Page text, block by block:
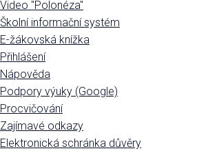
Video "Polonéza"
Školní informační systém
E-žákovská knížka
Přihlášení
Nápověda
Podpory výuky (Google)
Procvičování
Zajímavé odkazy
Elektronická schránka důvěry